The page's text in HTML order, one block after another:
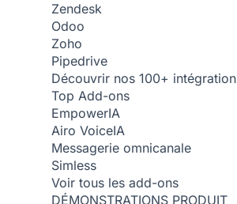
Zendesk
Odoo
Zoho
Pipedrive
Découvrir nos 100+
Top Add-ons
EmpowerIA
Airo VoiceIA
Messagerie omnicanale
Simless
Voir tous les add-ons
DÉMONSTRATIONS PRODUIT